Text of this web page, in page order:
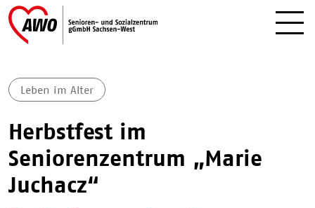
Leben im Alter
Herbstfest im
Seniorenzentrum „Marie
Juchacz“